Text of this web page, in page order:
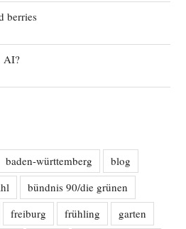
berries
AI?
baden-württemberg
blog
bündnis 90/die grünen
freiburg frühling garten